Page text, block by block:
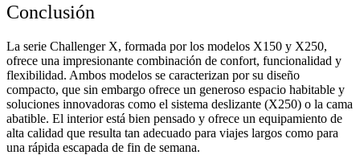
Conclusión
La serie Challenger X, formada por los modelos X150 y X250,
ofrece una impresionante combinación de confort, funcionalidad y
flexibilidad. Ambos modelos se caracterizan por su diseño
compacto, que sin embargo ofrece un generoso espacio habitable y
soluciones innovadoras como el sistema deslizante (X250) o la cama
abatible. El interior está bien pensado y ofrece un equipamiento de
alta calidad que resulta tan adecuado para viajes largos como para
una rápida escapada de fin de semana.